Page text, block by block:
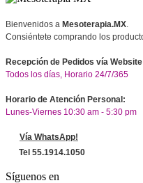
Bienvenidos a Mesoterapia.MX
Consiéntete comprando los
Recepción de Pedidos vía
Todos los días, Horario 24/7/365
Horario de Atención Personal:
Lunes-Viernes 10:30 am - 5:30 pm
Vía WhatsApp!
Tel 55.1914.1050
Síguenos en